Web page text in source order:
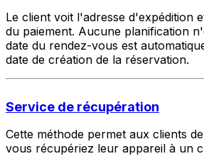
Le client voit l'adresse d'expédition
du paiement. Aucune planification
date du rendez-vous est
date de création de la réservation.
Service de récupération
Cette méthode permet aux clients
vous récupériez leur appareil à un